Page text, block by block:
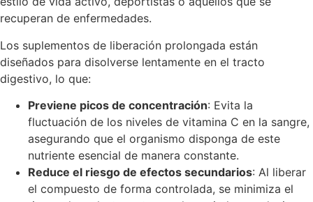
recuperan de enfermedades.
Los suplementos de liberación prolongada están
diseñados para disolverse lentamente en el tracto
digestivo, lo que:
Previene picos de concentración: Evita la
fluctuación de los niveles de vitamina C en la sangre,
asegurando que el organismo disponga de este
nutriente esencial de manera constante.
Reduce el riesgo de efectos secundarios: Al liberar
el compuesto de forma controlada, se minimiza el